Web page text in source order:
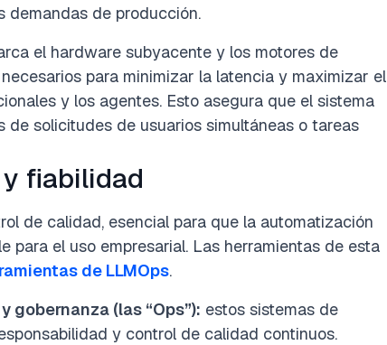
demandas de producción.
el hardware subyacente y los motores de
para minimizar la latencia y maximizar el
y los agentes. Esto asegura que el sistema
de solicitudes de usuarios simultáneas o tareas
fiabilidad
de calidad, esencial para que la automatización
para el uso empresarial. Las herramientas de esta
de LLMOps.
gobernanza (las “Ops”): estos sistemas de
y control de calidad continuos.